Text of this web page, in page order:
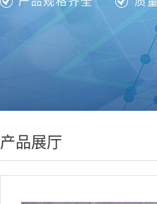
产品展厅